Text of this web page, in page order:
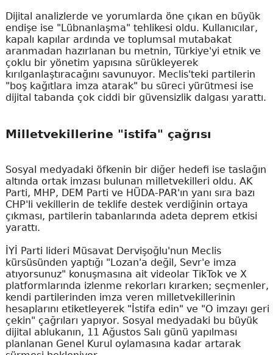
Dijital analizlerde ve yorumlarda öne çıkan en büyük
endişe ise "Lübnanlaşma" tehlikesi oldu. Kullanıcılar,
kapalı kapılar ardında ve toplumsal mutabakat
aranmadan hazırlanan bu metnin, Türkiye'yi etnik ve
çoklu bir yönetim yapısına sürükleyerek
kırılganlaştıracağını savunuyor. Meclis'teki partilerin
"boş kağıtlara imza atarak" bu süreci yürütmesi ise
dijital tabanda çok ciddi bir güvensizlik dalgası yarattı.
Milletvekillerine "istifa" çağrısı
Sosyal medyadaki öfkenin bir diğer hedefi ise taslağın
altında ortak imzası bulunan milletvekilleri oldu. AK
Parti, MHP, DEM Parti ve HÜDA-PAR'ın yanı sıra bazı
CHP'li vekillerin de teklife destek verdiğinin ortaya
çıkması, partilerin tabanlarında adeta deprem etkisi
yarattı.
İYİ Parti lideri Müsavat Dervişoğlu'nun Meclis
kürsüsünden yaptığı "Lozan'a değil, Sevr'e imza
atıyorsunuz" konuşmasına ait videolar TikTok ve X
platformlarında izlenme rekorları kırarken; seçmenler,
kendi partilerinden imza veren milletvekillerinin
hesaplarını etiketleyerek "İstifa edin" ve "O imzayı geri
çekin" çağrıları yapıyor. Sosyal medyadaki bu büyük
dijital ablukanın, 11 Ağustos Salı günü yapılması
planlanan Genel Kurul oylamasına kadar artarak